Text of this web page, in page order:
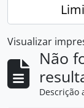
Visualizar
Não
Descrição